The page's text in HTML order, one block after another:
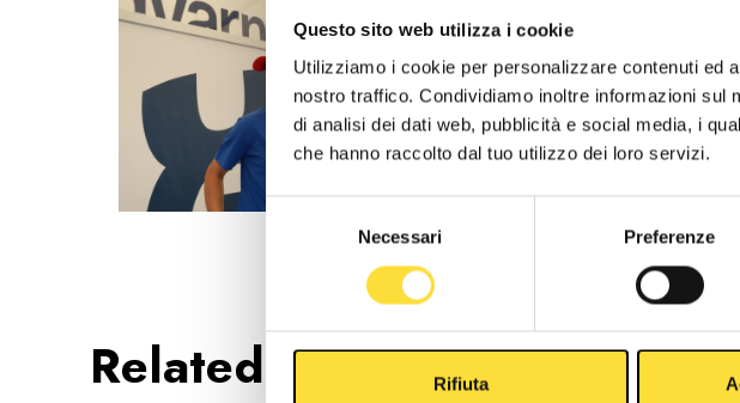
Questo sito web utilizza i cookie
Utilizziamo i cookie per personalizzare contenuti ed
nostro traffico. Condividiamo inoltre informazioni
di analisi dei dati web, pubblicità e social media, i
che hanno raccolto dal tuo utilizzo dei loro servizi.
Selezione
Necessari Preferenze
Rifiuta
Related Products